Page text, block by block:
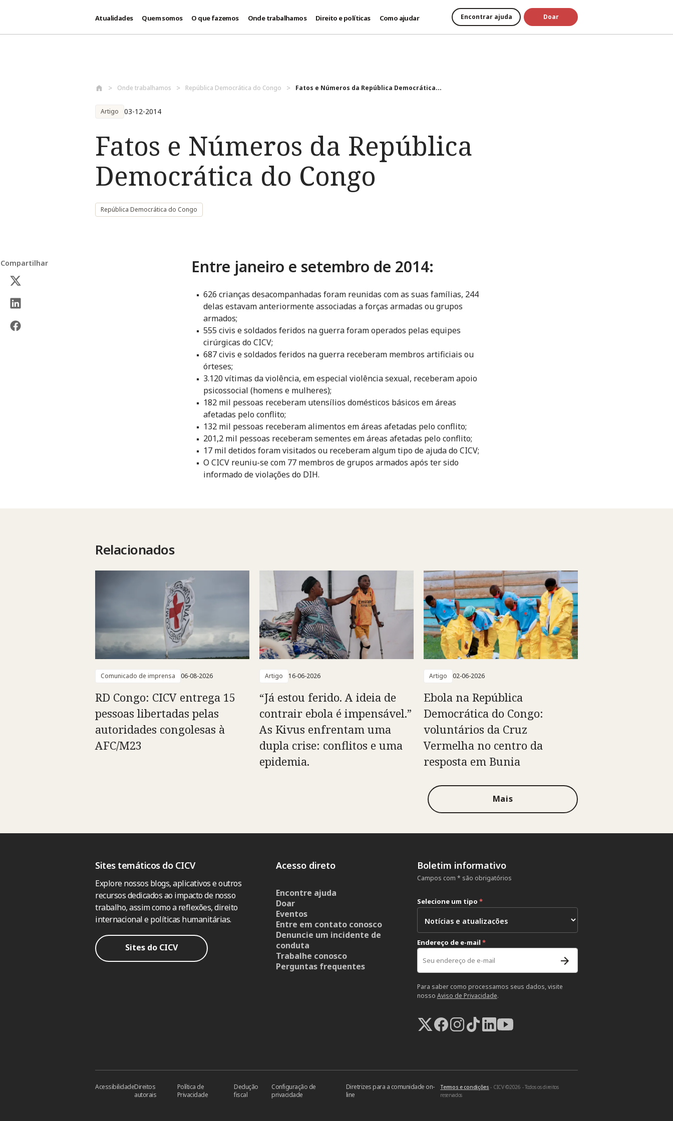
Atualidades Quem somos O que fazemos Onde trabalhamos Direito e políticas Como ajudar Encontrar ajuda Doar
Onde trabalhamos República Democrática do Congo Fatos e Números da República Democrática...
Artigo 03-12-2014
Fatos e Números da República
Democrática do Congo
República Democrática do Congo
Compartilhar Entre janeiro e setembro de 2014:
626 crianças desacompanhadas foram reunidas com as suas famílias, 244
delas estavam anteriormente associadas a forças armadas ou grupos
armados;
555 civis e soldados feridos na guerra foram operados pelas equipes
cirúrgicas do CICV;
687 civis e soldados feridos na guerra receberam membros artificiais ou
órteses;
3.120 vítimas da violência, em especial violência sexual, receberam apoio
psicossocial (homens e mulheres);
182 mil pessoas receberam utensílios domésticos básicos em áreas
afetadas pelo conflito;
132 mil pessoas receberam alimentos em áreas afetadas pelo conflito;
201,2 mil pessoas receberam sementes em áreas afetadas pelo conflito;
17 mil detidos foram visitados ou receberam algum tipo de ajuda do CICV;
O CICV reuniu-se com 77 membros de grupos armados após ter sido
informado de violações do DIH.
Relacionados
Comunicado de imprensa 06-08-2026
RD Congo: CICV entrega 15
pessoas libertadas pelas
autoridades congolesas à
AFC/M23
Artigo 16-06-2026
“Já estou ferido. A ideia de
contrair ebola é impensável.”
As Kivus enfrentam uma
dupla crise: conflitos e uma
epidemia.
Artigo 02-06-2026
Ebola na República
Democrática do Congo:
voluntários da Cruz
Vermelha no centro da
resposta em Bunia
Mais
Sites temáticos do CICV
Explore nossos blogs, aplicativos e outros
recursos dedicados ao impacto de nosso
trabalho, assim como a reflexões, direito
internacional e políticas humanitárias.
Sites do CICV
Acesso direto
Encontre ajuda
Doar
Eventos
Entre em contato conosco
Denuncie um incidente de
conduta
Trabalhe conosco
Perguntas frequentes
Boletim informativo
Campos com * são obrigatórios
Selecione um tipo *
Endereço de e-mail *
Para saber como processamos seus dados, visite
nosso Aviso de Privacidade.
AcessibilidadeDireitos
autorais
Política de
Privacidade
Dedução
fiscal
Configuração de
privacidade
Diretrizes para a comunidade on-
line
Termos e condições - CICV ©2026 - Todos os direitos
reservados